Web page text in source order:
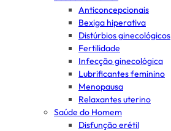
Anticoncepcionais
Bexiga hiperativa
Distúrbios ginecológicos
Fertilidade
Infecção ginecológica
Lubrificantes feminino
Menopausa
Relaxantes uterino
Saúde do Homem
Disfunção erétil